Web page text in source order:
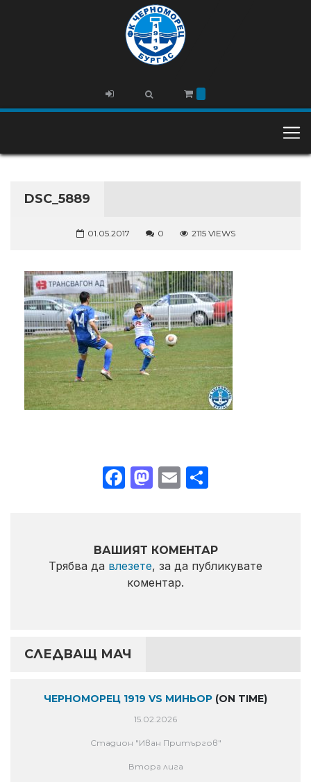
DSC_5889
01.05.2017 0 2115 VIEWS
Facebook
Mastodon
Email
ВАШИЯТ КОМЕНТАР
Трябва да влезете, за да публикувате
коментар.
СЛЕДВАЩ МАЧ
ЧЕРНОМОРЕЦ 1919 VS МИНЬОР (ON TIME)
15.02.2026
Стадион "Иван Притъргов"
Втора лига